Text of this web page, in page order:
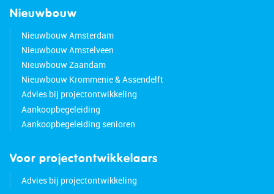
Nieuwbouw
Nieuwbouw Amsterdam
Nieuwbouw Amstelveen
Nieuwbouw Zaandam
Nieuwbouw Krommenie & Assendelft
Advies bij projectontwikkeling
Aankoopbegeleiding
Aankoopbegeleiding senioren
Voor projectontwikkelaars
Advies bij projectontwikkeling